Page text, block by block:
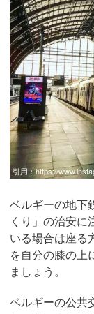
引用：https://
ベルギーの地下
くり」の治安に
いる場合は座る
を自分の膝の上
ましょう。
ベルギーの公共